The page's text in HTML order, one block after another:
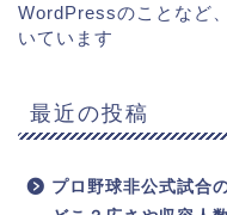
WordPressのことなど
いています
最近の投稿
プロ野球非公式試合